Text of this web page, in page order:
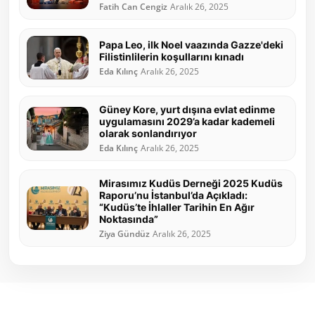
Fatih Can Cengiz Aralık 26, 2025
Papa Leo, ilk Noel vaazında Gazze'deki
Filistinlilerin koşullarını kınadı
Eda Kılınç Aralık 26, 2025
Güney Kore, yurt dışına evlat edinme
uygulamasını 2029’a kadar kademeli
olarak sonlandırıyor
Eda Kılınç Aralık 26, 2025
Mirasımız Kudüs Derneği 2025 Kudüs
Raporu’nu İstanbul’da Açıkladı:
“Kudüs’te İhlaller Tarihin En Ağır
Noktasında”
Ziya Gündüz Aralık 26, 2025